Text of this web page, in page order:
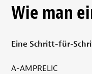
Wie man
Eine Schritt-für-
A-AMPRELIC